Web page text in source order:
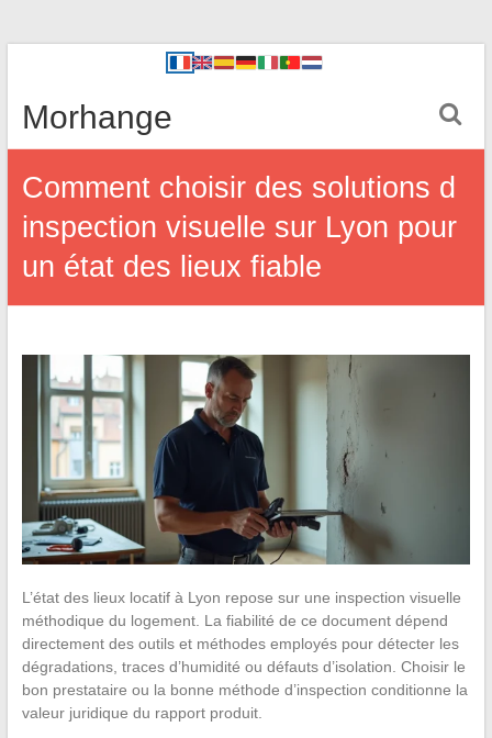
Morhange
Comment choisir des solutions d
inspection visuelle sur Lyon pour
un état des lieux fiable
L’état des lieux locatif à Lyon repose sur une inspection visuelle
méthodique du logement. La fiabilité de ce document dépend
directement des outils et méthodes employés pour détecter les
dégradations, traces d’humidité ou défauts d’isolation. Choisir le
bon prestataire ou la bonne méthode d’inspection conditionne la
valeur juridique du rapport produit.